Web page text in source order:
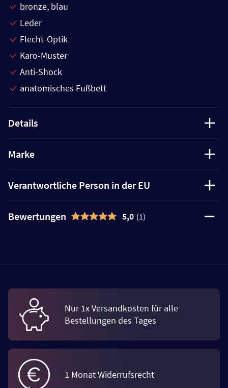
bronze, blau
Leder
Flecht-Optik
Karo-Muster
Anti-Shock
anatomisches Fußbett
Details
Marke
Verantwortliche Person in der EU
Bewertungen 5,0 (1)
Nur 1x Versandkosten für alle
Bestellungen des Tages
1 Monat Widerrufsrecht